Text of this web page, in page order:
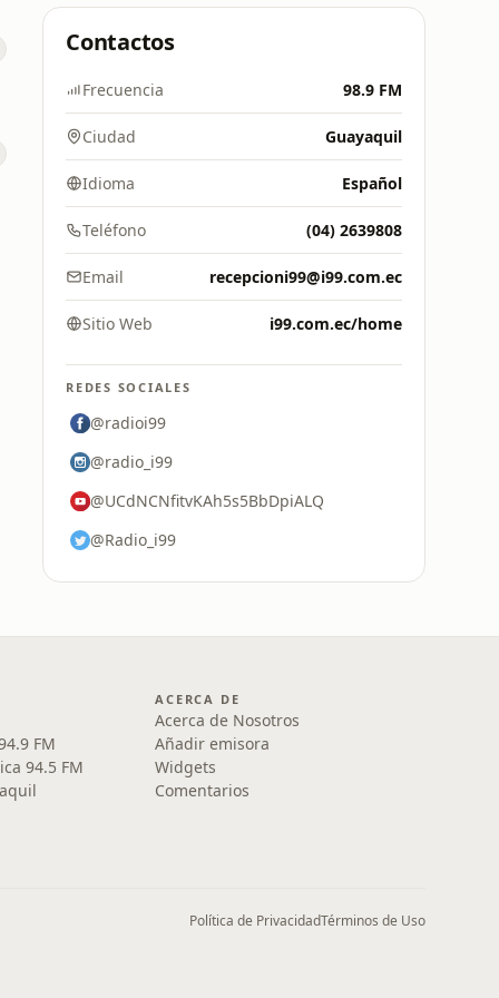
Contactos
Frecuencia 98.9 FM
Ciudad Guayaquil
Idioma Español
Teléfono (04) 2639808
Email recepcioni99@i99.com.ec
Sitio Web i99.com.ec/home
REDES SOCIALES
@radioi99
@radio_i99
@UCdNCNfitvKAh5s5BbDpiALQ
@Radio_i99
FM
94.5 FM
ACERCA DE
Acerca de Nosotros
Añadir emisora
Widgets
Comentarios
Política de PrivacidadTérminos de Uso